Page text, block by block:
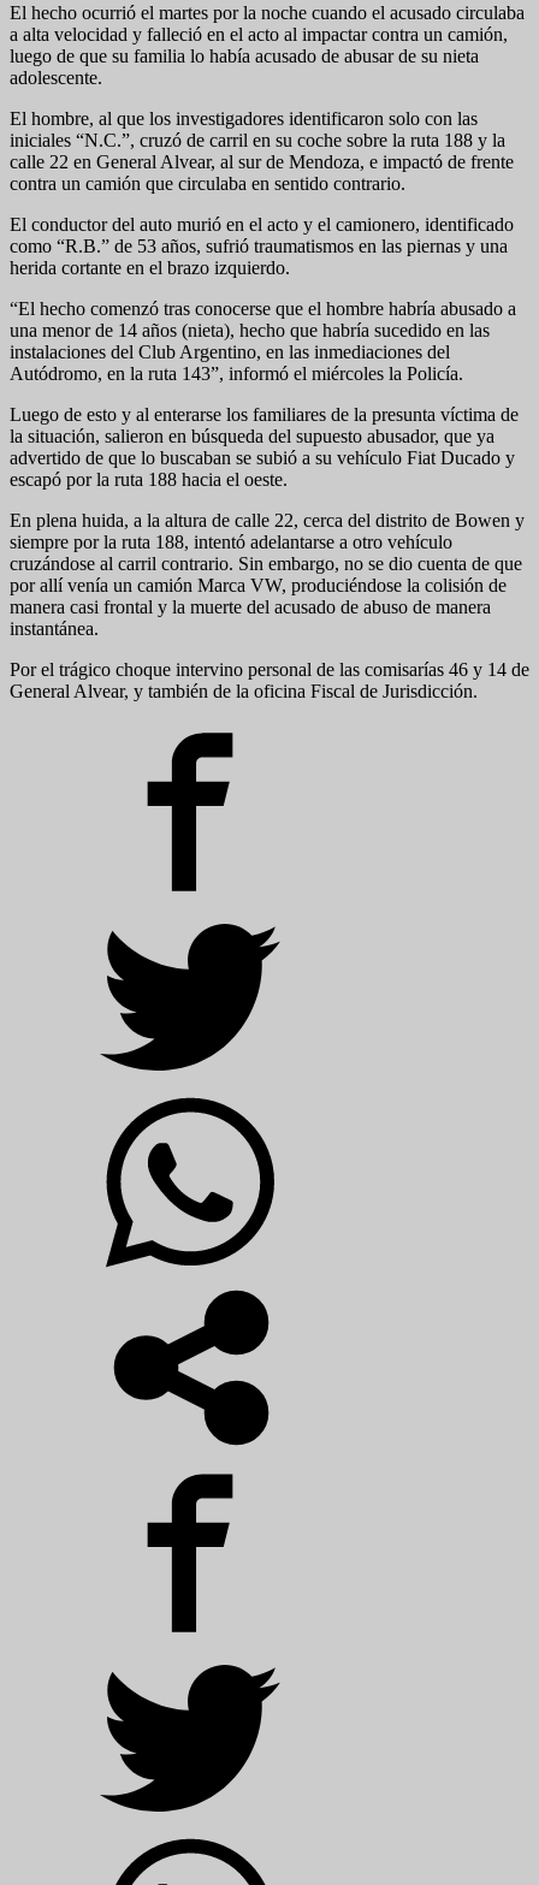
El hecho ocurrió el martes por la noche cuando el acusado circulaba
a alta velocidad y falleció en el acto al impactar contra un camión,
luego de que su familia lo había acusado de abusar de su nieta
adolescente.
El hombre, al que los investigadores identificaron solo con las
iniciales “N.C.”, cruzó de carril en su coche sobre la ruta 188 y la
calle 22 en General Alvear, al sur de Mendoza, e impactó de frente
contra un camión que circulaba en sentido contrario.
El conductor del auto murió en el acto y el camionero, identificado
como “R.B.” de 53 años, sufrió traumatismos en las piernas y una
herida cortante en el brazo izquierdo.
“El hecho comenzó tras conocerse que el hombre habría abusado a
una menor de 14 años (nieta), hecho que habría sucedido en las
instalaciones del Club Argentino, en las inmediaciones del
Autódromo, en la ruta 143”, informó el miércoles la Policía.
Luego de esto y al enterarse los familiares de la presunta víctima de
la situación, salieron en búsqueda del supuesto abusador, que ya
advertido de que lo buscaban se subió a su vehículo Fiat Ducado y
escapó por la ruta 188 hacia el oeste.
En plena huida, a la altura de calle 22, cerca del distrito de Bowen y
siempre por la ruta 188, intentó adelantarse a otro vehículo
cruzándose al carril contrario. Sin embargo, no se dio cuenta de que
por allí venía un camión Marca VW, produciéndose la colisión de
manera casi frontal y la muerte del acusado de abuso de manera
instantánea.
Por el trágico choque intervino personal de las comisarías 46 y 14 de
General Alvear, y también de la oficina Fiscal de Jurisdicción.